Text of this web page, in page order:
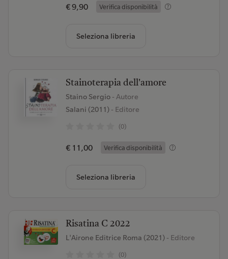
€ 9,90 Verifica disponibilità
Seleziona libreria
Stainoterapia dell'amore
Staino Sergio - Autore
Salani (2011)- Editore
(0)
€ 11,00 Verifica disponibilità
Seleziona libreria
Risatina C 2022
L'Airone Editrice Roma (2021)- Editore
(0)